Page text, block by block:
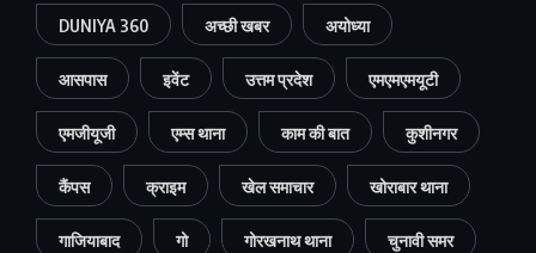
DUNIYA 360 अच्छी खबर अयोध्या
आसपास इवेंट उत्तम प्रदेश एमएमएमयूटी
एमजीयूजी एम्स थाना काम की बात कुशीनगर
कैंपस क्राइम खेल समाचार खोराबार थाना
गाजियाबाद गो गोरखनाथ थाना चुनावी समर